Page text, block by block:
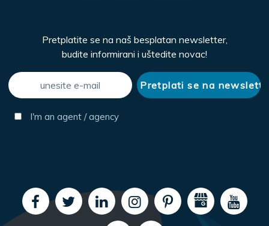
Pretplatite se na naš besplatan newsletter,
budite informirani i uštedite novac!
I'm an agent / agency